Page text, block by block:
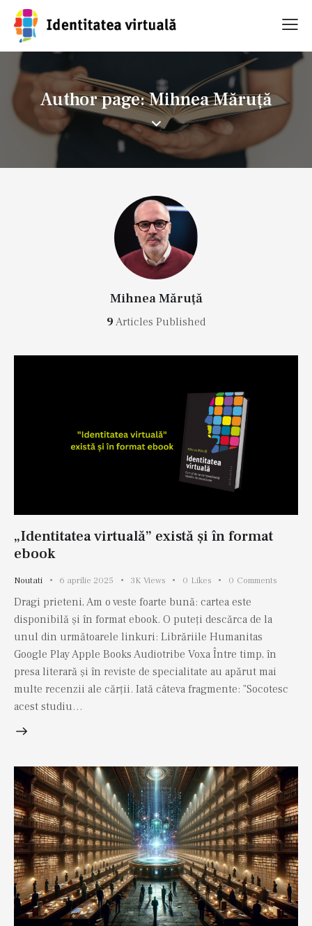
Author page: Mihnea Măruță
Mihnea Măruță
9 Articles Published
„Identitatea virtuală” există și în format
ebook
Noutati 6 aprilie 2025 3K Views 0 Likes 0 Comments
Dragi prieteni, Am o veste foarte bună: cartea este
disponibilă și în format ebook. O puteți descărca de la
unul din următoarele linkuri: Librăriile Humanitas
Google Play Apple Books Audiotribe Voxa Între timp, în
presa literară și în reviste de specialitate au apărut mai
multe recenzii ale cărții. Iată câteva fragmente: "Socotesc
acest studiu…